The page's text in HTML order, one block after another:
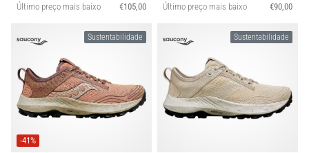
Último preço mais baixo €105,00 Último preço mais baixo €90,00
Sustentabilidade
-41%
Sustentabilidade